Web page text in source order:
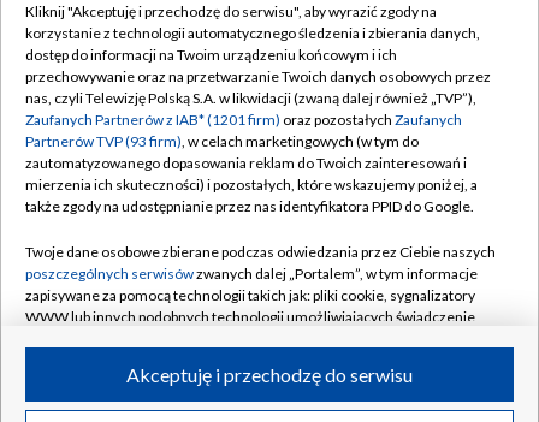
TVP
Abonament TVP
Emisja w TVP
Centrum informacji TVP
Naziemna Telewizja Cyfrowa
Rada Programowa
System NOS
Informacje o nadawcy
Program dla prasy
Regulamin TVP
Polityka prywatności
Moje zgody
Pomoc
Kontakt
Kanały
©2026 Telewizja Polska S.A. w likwidacji
Kliknij "Akceptuję i przechodzę do serwisu", aby wyrazić zgody na
korzystanie z technologii automatycznego śledzenia i zbierania danych,
dostęp do informacji na Twoim urządzeniu końcowym i ich
przechowywanie oraz na przetwarzanie Twoich danych osobowych przez
nas, czyli Telewizję Polską S.A. w likwidacji (zwaną dalej również „TVP”),
Zaufanych Partnerów z IAB* (1201 firm) oraz pozostałych Zaufanych
Partnerów TVP (93 firm), w celach marketingowych (w tym do
zautomatyzowanego dopasowania reklam do Twoich zainteresowań i
mierzenia ich skuteczności) i pozostałych, które wskazujemy poniżej, a
także zgody na udostępnianie przez nas identyfikatora PPID do Google.
Twoje dane osobowe zbierane podczas odwiedzania przez Ciebie naszych
poszczególnych serwisówzwanych dalej „Portalem”, w tym informacje
zapisywane za pomocą technologii takich jak: pliki cookie, sygnalizatory
WWW lub innych podobnych technologii umożliwiających świadczenie
ruchu w Internecie.Akceptuję i przechodzę do serwisu